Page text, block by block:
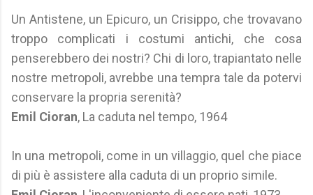
Un Antistene, un Epicuro, un Crisippo, che trovavano
troppo complicati i costumi antichi, che cosa
penserebbero dei nostri? Chi di loro, trapiantato nelle
nostre metropoli, avrebbe una tempra tale da potervi
conservare la propria serenità?
Emil Cioran, La caduta nel tempo, 1964
In una metropoli, come in un villaggio, quel che piace
di più è assistere alla caduta di un proprio simile.